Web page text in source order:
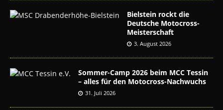
Bielstein rockt die
Deutsche Motocross-
Meisterschaft
3. August 2026
Sommer-Camp 2026 beim MCC Tessin
– alles für den Motocross-Nachwuchs
31. Juli 2026